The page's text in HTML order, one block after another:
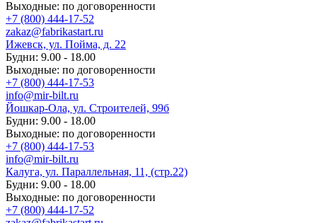
Выходные: по договоренности
+7 (800) 444-17-52
zakaz@fabrikastart.ru
Ижевск, ул. Пойма, д. 22
Будни: 9.00 - 18.00
Выходные: по договоренности
+7 (800) 444-17-53
info@mir-bilt.ru
Йошкар-Ола, ул. Строителей, 99б
Будни: 9.00 - 18.00
Выходные: по договоренности
+7 (800) 444-17-53
info@mir-bilt.ru
Калуга, ул. Параллельная, 11, (стр.22)
Будни: 9.00 - 18.00
Выходные: по договоренности
+7 (800) 444-17-52